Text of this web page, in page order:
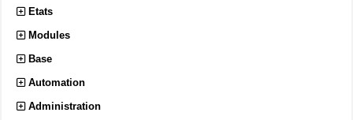
Etats
Modules
Base
Automation
Administration